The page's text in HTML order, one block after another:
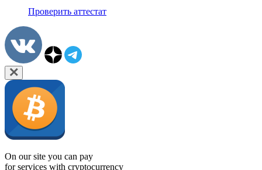
Проверить аттестат
On our site you can pay
for services with cryptocurrency